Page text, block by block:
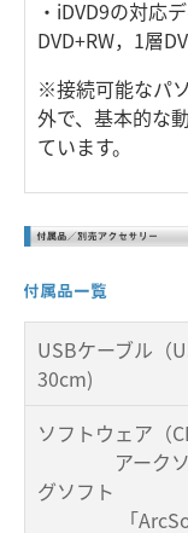
・iDVD9の対応
DVD+RW，1層
※接続可能なパ
外で、基本的な
ています。
USBケーブル（
30cm)
ソフトウェア（
アークソフ
グソフト
「ArcSoft